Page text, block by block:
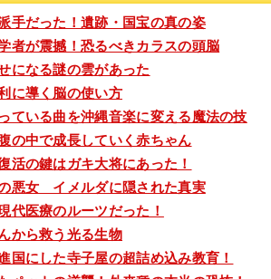
手だった！遺跡・国宝の真の姿
者が震撼！恐るべきカラスの頭脳
になる謎の雲があった
に導く脳の使い方
ている曲を沖縄音楽に変える魔法の技
の中で成長していく赤ちゃん
活の鍵はガキ大将にあった！
悪女 イメルダに隠された真実
代医療のルーツだった！
から救う光る生物
国にした寺子屋の超詰め込み教育！